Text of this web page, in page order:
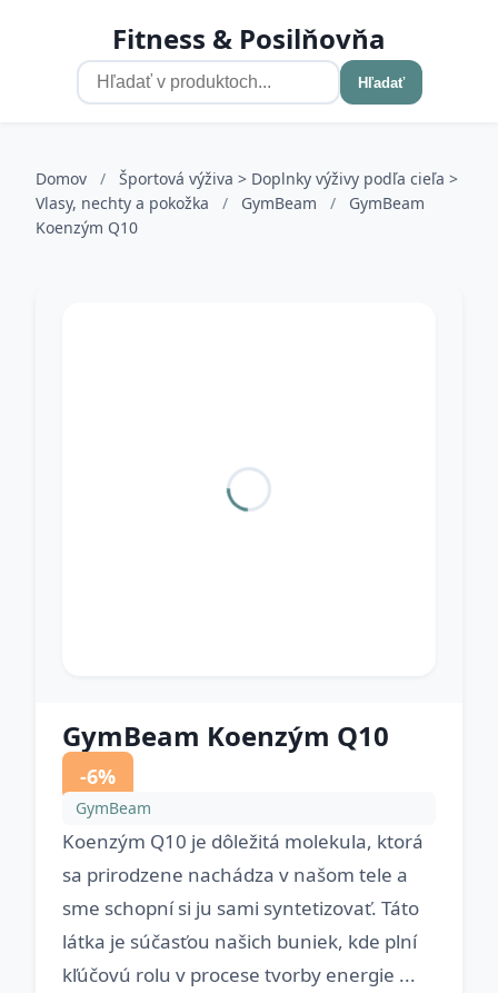
Fitness & Posilňovňa
Hľadať
Domov /
Športová výživa > Doplnky výživy podľa cieľa >
Vlasy, nechty a pokožka
/ GymBeam /
GymBeam
Koenzým Q10
GymBeam Koenzým Q10
-6%
GymBeam
Koenzým Q10 je dôležitá molekula, ktorá
sa prirodzene nachádza v našom tele a
sme schopní si ju sami syntetizovať. Táto
látka je súčasťou našich buniek, kde plní
kľúčovú rolu v procese tvorby energie ...